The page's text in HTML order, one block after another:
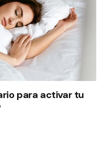
para activar tu